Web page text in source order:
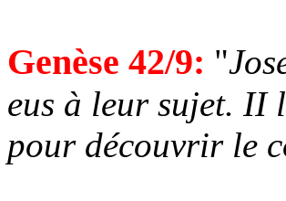
Genèse 42/9: "
eus à leur sujet. II
pour découvrir le